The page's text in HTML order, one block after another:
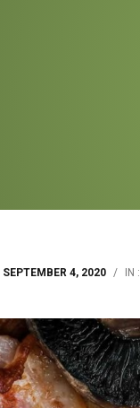
SEPTEMBER 4, 2020 / IN :